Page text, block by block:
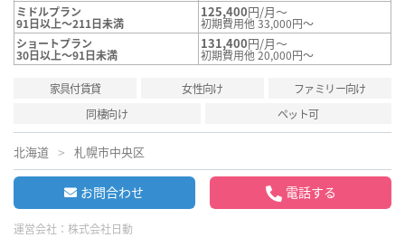
ミドルプラン
91日以上～211日未満
125,400円/月～
初期費用他 33,000円～
ショートプラン
30日以上～91日未満
131,400円/月～
初期費用他 20,000円～
家具付賃貸 女性向け
ファミリー向け
同棲向け
ペット可
北海道 札幌市中央区
お問合わせ 電話する
運営会社： 株式会社日動